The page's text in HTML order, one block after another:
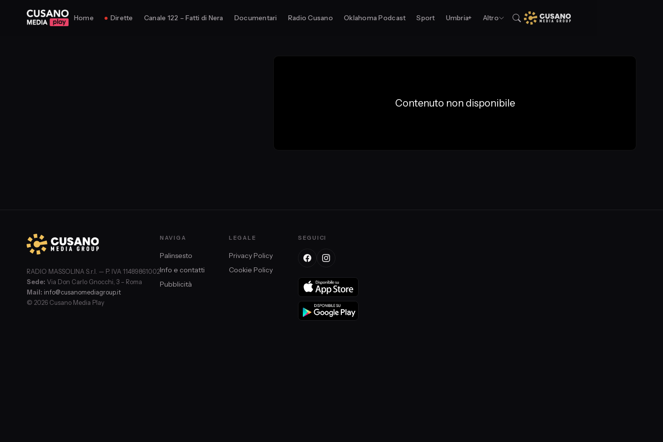
Home Dirette Canale 122 – Fatti di Nera Documentari Radio Cusano Oklahoma Podcast Sport Umbria+ Altro
Contenuto non disponibile
RADIO MASSOLINA S.r.l. — P. IVA 11489861002
Sede: Via Don Carlo Gnocchi, 3 – Roma
Mail: info@cusanomediagroup.it
© 2026 Cusano Media Play
NAVIGA
Palinsesto
Info e contatti
Pubblicità
LEGALE
Privacy Policy
Cookie Policy
SEGUICI